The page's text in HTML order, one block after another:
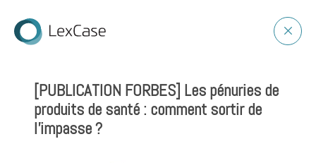
[PUBLICATION FORBES] Les pénuries de
produits de santé : comment sortir de
l’impasse ?